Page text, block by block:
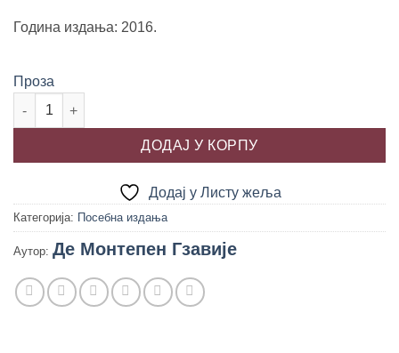
Година издања: 2016.
Проза
ПОЛИЦАЈКА „МАЧЈЕ ОКО”, Гзавије Де Монтепен количина
ДОДАЈ У КОРПУ
Додај у Листу жеља
Категорија: Посебна издања
Аутор: Де Монтепен Гзавије